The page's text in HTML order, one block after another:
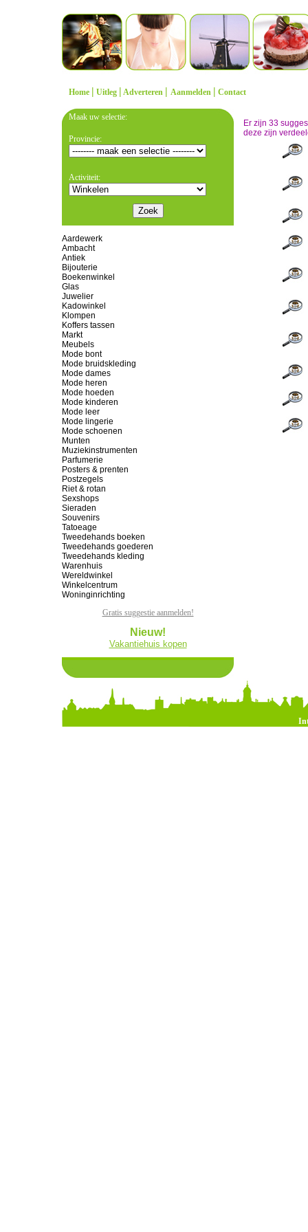
Home | Uitleg | Adverteren | Aanmelden | Contact
Maak uw selectie:
Provincie:
Activiteit:
Aardewerk
Ambacht
Antiek
Bijouterie
Boekenwinkel
Glas
Juwelier
Kadowinkel
Klompen
Koffers tassen
Markt
Meubels
Mode bont
Mode bruidskleding
Mode dames
Mode heren
Mode hoeden
Mode kinderen
Mode leer
Mode lingerie
Mode schoenen
Munten
Muziekinstrumenten
Parfumerie
Posters & prenten
Postzegels
Riet & rotan
Sexshops
Sieraden
Souvenirs
Tatoeage
Tweedehands boeken
Tweedehands goederen
Tweedehands kleding
Warenhuis
Wereldwinkel
Winkelcentrum
Woninginrichting
Gratis suggestie aanmelden!
Nieuw!
Vakantiehuis kopen
Er zijn 33
deze zijn